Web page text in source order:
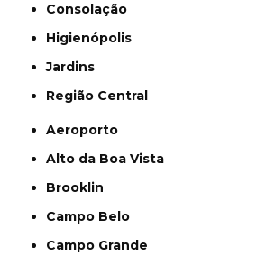
Consolação
Higienópolis
Jardins
Região Central
Aeroporto
Alto da Boa Vista
Brooklin
Campo Belo
Campo Grande